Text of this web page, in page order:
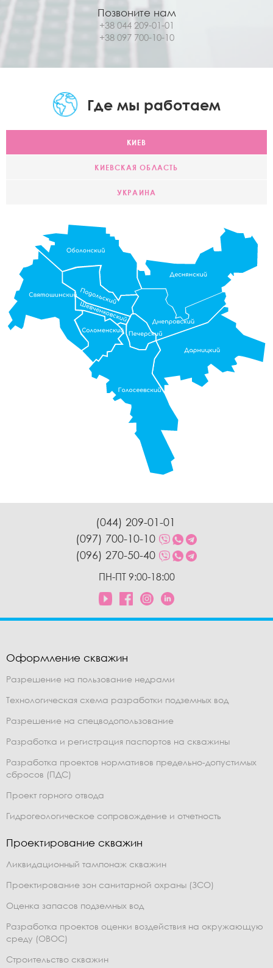
Позвоните нам
+38 044 209-01-01
+38 097 700-10-10
Где мы работаем
КИЕВ
КИЕВСКАЯ ОБЛАСТЬ
УКРАИНА
(044) 209-01-01
(097) 700-10-10
(096) 270-50-40
ПН-ПТ 9:00-18:00
Оформление скважин
Разрешение на пользование недрами
Технологическая схема разработки подземных вод
Разрешение на спецводопользование
Разработка и регистрация паспортов на скважины
Разработка проектов нормативов предельно-допустимых
сбросов (ПДС)
Проект горного отвода
Гидрогеологическое сопровождение и отчетность
Проектирование скважин
Ликвидационный тампонаж скважин
Проектирование зон санитарной охраны (ЗСО)
Оценка запасов подземных вод
Разработка проектов оценки воздействия на окружающую
среду (ОВОС)
Строительство скважин